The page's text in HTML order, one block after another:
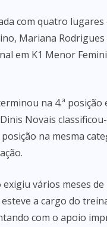
com quatro
Mariana
em K1 Menor
na 4.ª
Novais
posição na mesma
vários meses
a cargo do
com o apoio